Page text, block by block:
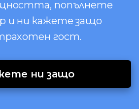
попълнете
и ни кажете защо
гост.
ни защо